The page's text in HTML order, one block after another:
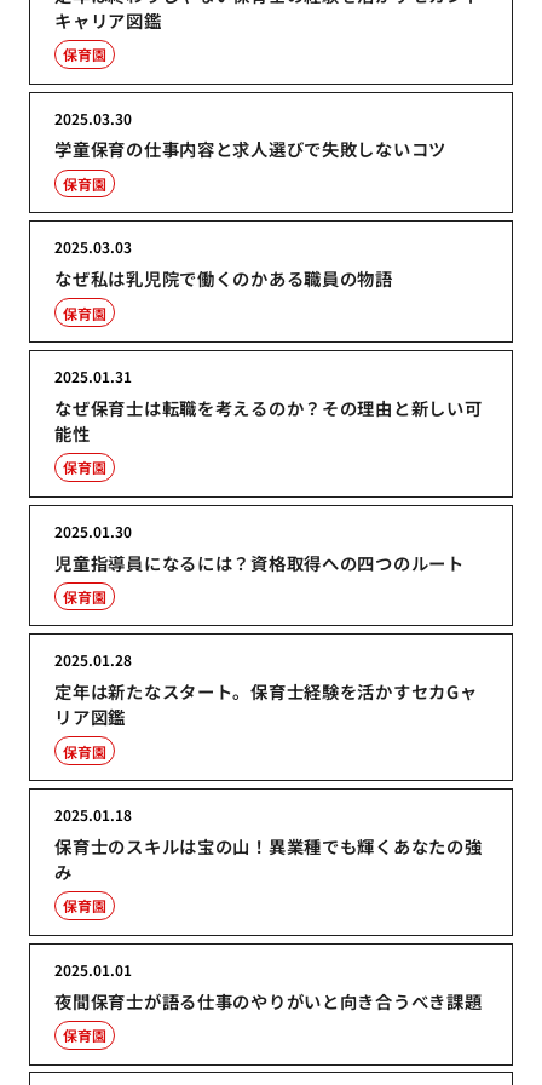
キャリア図鑑
保育園
学童保育の仕事内容と求人選びで失敗しないコツ
2025.03.30
保育園
なぜ私は乳児院で働くのかある職員の物語
2025.03.03
保育園
なぜ保育士は転職を考えるのか？その理由と新しい可
能性
2025.01.31
保育園
児童指導員になるには？資格取得への四つのルート
2025.01.30
保育園
定年は新たなスタート。保育士経験を活かすセカGャ
リア図鑑
2025.01.28
保育園
保育士のスキルは宝の山！異業種でも輝くあなたの強
み
2025.01.18
保育園
夜間保育士が語る仕事のやりがいと向き合うべき課題
2025.01.01
保育園